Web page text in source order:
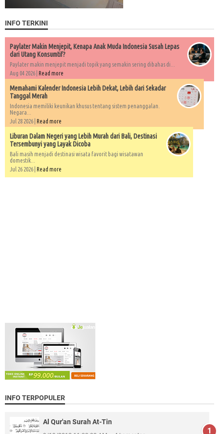
INFO TERKINI
Paylater Makin Menjepit, Kenapa Anak Muda Indonesia Susah Lepas
dari Utang Konsumtif?
Paylater makin menjepit menjadi topik yang semakin sering dibahas di...
Aug 04 2026 | Read more
Memahami Kalender Indonesia Lebih Dekat, Lebih dari Sekadar
Tanggal Merah
Indonesia memiliki keunikan khusus tentang sistem penanggalan.
Negara...
Jul 28 2026 | Read more
Liburan Dalam Negeri yang Lebih Murah dari Bali, Destinasi
Tersembunyi yang Layak Dicoba
Bali masih menjadi destinasi wisata favorit bagi wisatawan
domestik...
Jul 26 2026 | Read more
INFO TERPOPULER
Al Qur'an Surah At-Tin